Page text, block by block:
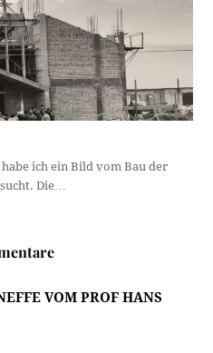
ich ein Bild vom Bau der
Die…
VOM PROF HANS